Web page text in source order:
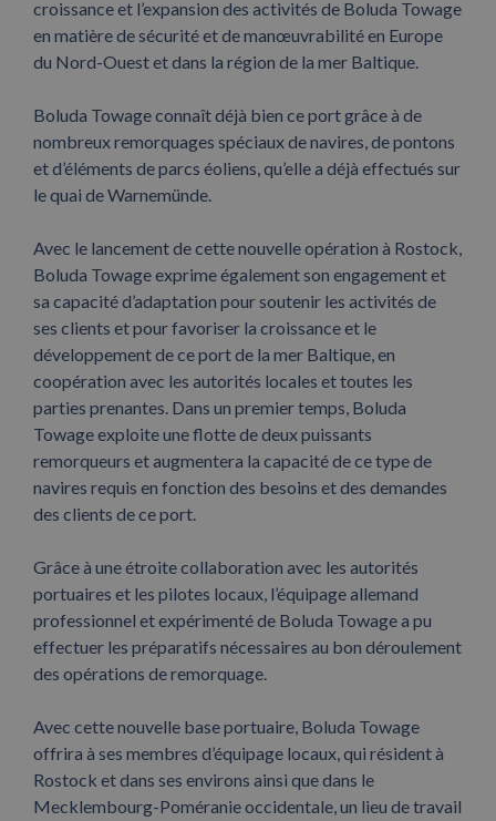
croissance et l’expansion des activités de Boluda Towage
en matière de sécurité et de manœuvrabilité en Europe
du Nord-Ouest et dans la région de la mer Baltique.
Boluda Towage connaît déjà bien ce port grâce à de
nombreux remorquages spéciaux de navires, de pontons
et d’éléments de parcs éoliens, qu’elle a déjà effectués sur
le quai de Warnemünde.
Avec le lancement de cette nouvelle opération à Rostock,
Boluda Towage exprime également son engagement et
sa capacité d’adaptation pour soutenir les activités de
ses clients et pour favoriser la croissance et le
développement de ce port de la mer Baltique, en
coopération avec les autorités locales et toutes les
parties prenantes. Dans un premier temps, Boluda
Towage exploite une flotte de deux puissants
remorqueurs et augmentera la capacité de ce type de
navires requis en fonction des besoins et des demandes
des clients de ce port.
Grâce à une étroite collaboration avec les autorités
portuaires et les pilotes locaux, l’équipage allemand
professionnel et expérimenté de Boluda Towage a pu
effectuer les préparatifs nécessaires au bon déroulement
des opérations de remorquage.
Avec cette nouvelle base portuaire, Boluda Towage
offrira à ses membres d’équipage locaux, qui résident à
Rostock et dans ses environs ainsi que dans le
Mecklembourg-Poméranie occidentale, un lieu de travail